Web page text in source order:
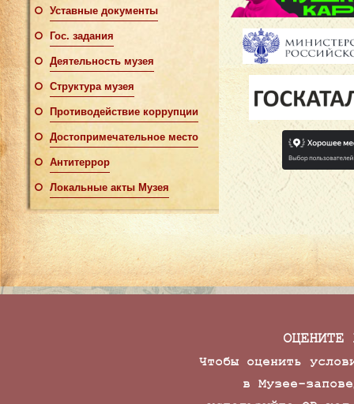
Уставные документы
Гос. задания
Деятельность музея
Структура музея
Противодействие коррупции
Достопримечательное место
Антитеррор
Локальные акты Музея
ОЦЕНИТЕ
Чтобы оценить
в Музее-